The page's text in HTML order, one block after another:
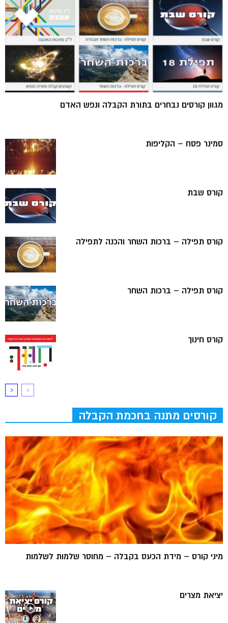
מגוון קורסים נבחרים בתורת הקבלה ונפש האדם
סמינר פסח – הקליפות
קורס שבת
קורס תפילה – ברכות השחר והכנה לתפילה
קורס תפילה – ברכות השחר
קורס חינוך
קורסים מתנה בחכמת הקבלה
מיני קורס – מידת הכעס בקבלה – מחוסר שלמות לשלמות
יציאת מצרים